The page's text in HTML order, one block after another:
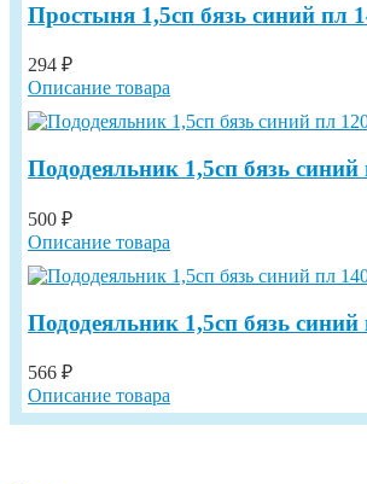
Простыня 1,5сп бязь синий пл
294 ₽
Описание товара
Пододеяльник 1,5сп бязь синий
500 ₽
Описание товара
Пододеяльник 1,5сп бязь синий
566 ₽
Описание товара